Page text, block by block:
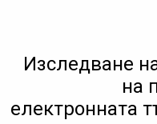
Изследване
на
електронната